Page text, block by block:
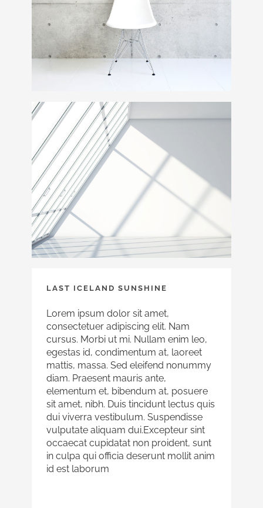
LAST ICELAND SUNSHINE
Lorem ipsum dolor sit amet,
consectetuer adipiscing elit. Nam
cursus. Morbi ut mi. Nullam enim leo,
egestas id, condimentum at, laoreet
mattis, massa. Sed eleifend nonummy
diam. Praesent mauris ante,
elementum et, bibendum at, posuere
sit amet, nibh. Duis tincidunt lectus quis
dui viverra vestibulum. Suspendisse
vulputate aliquam dui.Excepteur sint
occaecat cupidatat non proident, sunt
in culpa qui officia deserunt mollit anim
id est laborum